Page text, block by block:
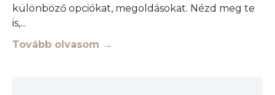
különböző opciókat, megoldásokat. Nézd meg te
is,
Tovább olvasom →